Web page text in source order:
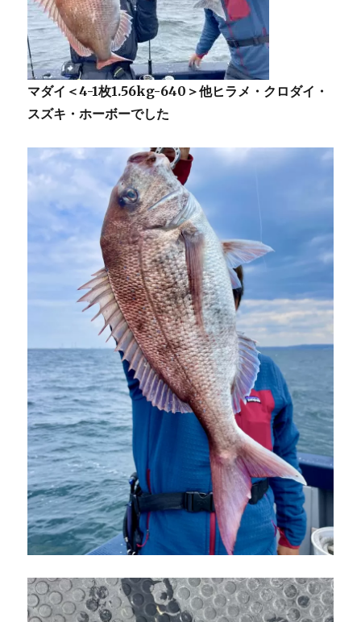
マダイ＜4-1枚1.56kg-640＞他ヒラメ・クロダイ ・
スズキ・ホーボーでした